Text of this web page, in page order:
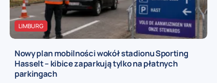
LIMBURG
Nowy plan mobilności wokół stadionu Sporting
Hasselt – kibice zaparkują tylko na płatnych
parkingach